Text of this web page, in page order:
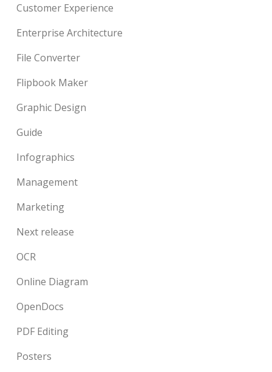
Customer Experience
Enterprise Architecture
File Converter
Flipbook Maker
Graphic Design
Guide
Infographics
Management
Marketing
Next release
OCR
Online Diagram
OpenDocs
PDF Editing
Posters